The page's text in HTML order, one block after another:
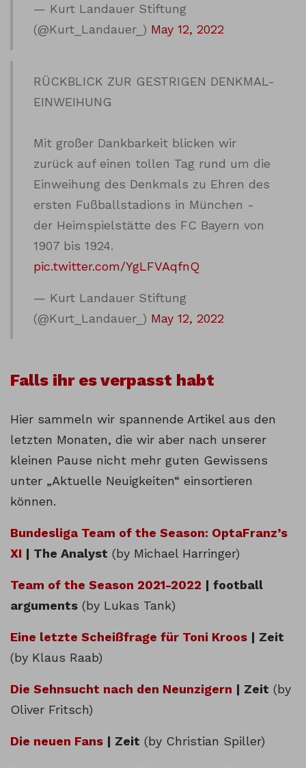
— Kurt Landauer Stiftung
(@Kurt_Landauer_) May 12, 2022
RÜCKBLICK ZUR GESTRIGEN DENKMAL-
EINWEIHUNG
Mit großer Dankbarkeit blicken wir
zurück auf einen tollen Tag rund um die
Einweihung des Denkmals zu Ehren des
ersten Fußballstadions in München -
der Heimspielstätte des FC Bayern von
1907 bis 1924.
pic.twitter.com/YgLFVAqfnQ
— Kurt Landauer Stiftung
(@Kurt_Landauer_) May 12, 2022
Falls ihr es verpasst habt
Hier sammeln wir spannende Artikel aus den
letzten Monaten, die wir aber nach unserer
kleinen Pause nicht mehr guten Gewissens
unter „Aktuelle Neuigkeiten“ einsortieren
können.
Bundesliga Team of the Season: OptaFranz’s
XI | The Analyst (by Michael Harringer)
Team of the Season 2021-2022 | football
arguments (by Lukas Tank)
Eine letzte Scheißfrage für Toni Kroos | Zeit
(by Klaus Raab)
Die Sehnsucht nach den Neunzigern | Zeit (by
Oliver Fritsch)
Die neuen Fans | Zeit (by Christian Spiller)